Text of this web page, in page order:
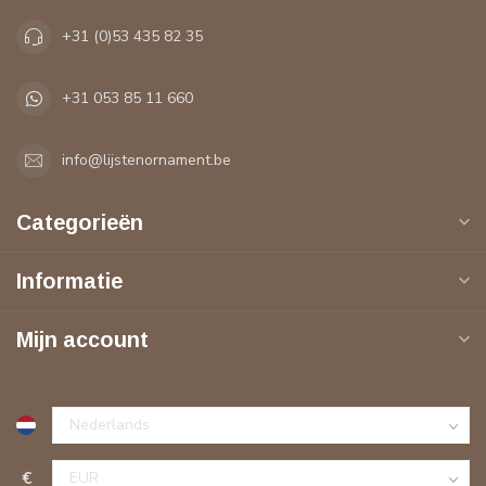
+31 (0)53 435 82 35
+31 053 85 11 660
info@lijstenornament.be
Categorieën
Informatie
Mijn account
€